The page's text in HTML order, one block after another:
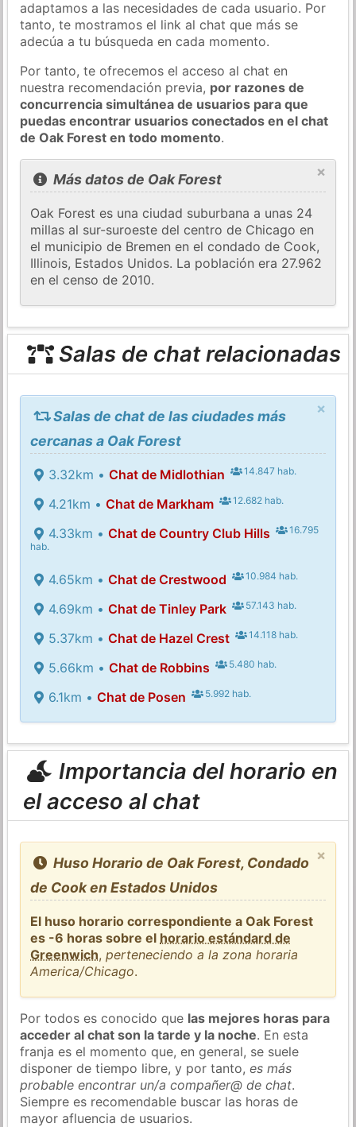
adaptamos a las necesidades de cada usuario. Por
tanto, te mostramos el link al chat que más se
adecúa a tu búsqueda en cada momento.
Por tanto, te ofrecemos el acceso al chat en
nuestra recomendación previa, por razones de
concurrencia simultánea de usuarios para que
puedas encontrar usuarios conectados en el chat
de Oak Forest en todo momento.
×
Más datos de Oak Forest
Oak Forest es una ciudad suburbana a unas 24
millas al sur-suroeste del centro de Chicago en
el municipio de Bremen en el condado de Cook,
Illinois, Estados Unidos. La población era 27.962
en el censo de 2010.
Salas de chat relacionadas
×
Salas de chat de las ciudades más
cercanas a Oak Forest
3.32km • Chat de Midlothian 14.847 hab.
4.21km • Chat de Markham 12.682 hab.
4.33km • Chat de Country Club Hills
16.795
hab.
4.65km • Chat de Crestwood 10.984 hab.
4.69km • Chat de Tinley Park 57.143 hab.
5.37km • Chat de Hazel Crest 14.118 hab.
5.66km • Chat de Robbins 5.480 hab.
6.1km • Chat de Posen 5.992 hab.
Importancia del horario en
el acceso al chat
×
Huso Horario de Oak Forest, Condado
de Cook en Estados Unidos
El huso horario correspondiente a Oak Forest
es -6 horas sobre el horario estándard de
Greenwich,perteneciendo a la zona horaria
America/Chicago.
Por todos es conocido que las mejores horas para
acceder al chat son la tarde y la noche. En esta
franja es el momento que, en general, se suele
disponer de tiempo libre, y por tanto,es más
probable encontrar un/a compañer@ de chat.
Siempre es recomendable buscar las horas de
mayor afluencia de usuarios.